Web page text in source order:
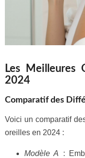
Les Meilleures
2024
Comparatif des
Voici un comparatif
oreilles en 2024 :
Modèle A :